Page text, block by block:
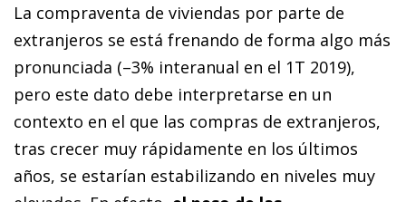
La compraventa de viviendas por parte de
extranjeros se está frenando de forma algo más
pronunciada (–3% interanual en el 1T 2019),
pero este dato debe interpretarse en un
contexto en el que las compras de extranjeros,
tras crecer muy rápidamente en los últimos
años, se estarían estabilizando en niveles muy